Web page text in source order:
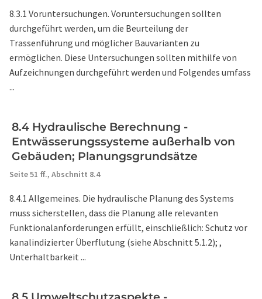
8.3.1 Voruntersuchungen. Voruntersuchungen sollten
durchgeführt werden, um die Beurteilung der
Trassenführung und möglicher Bauvarianten zu
ermöglichen. Diese Untersuchungen sollten mithilfe von
Aufzeichnungen durchgeführt werden und Folgendes umfass
...
8.4 Hydraulische Berechnung -
Entwässerungssysteme außerhalb von
Gebäuden; Planungsgrundsätze
Seite 51 ff., Abschnitt 8.4
8.4.1 Allgemeines. Die hydraulische Planung des Systems
muss sicherstellen, dass die Planung alle relevanten
Funktionalanforderungen erfüllt, einschließlich: Schutz vor
kanalindizierter Überflutung (siehe Abschnitt 5.1.2); ,
Unterhaltbarkeit ...